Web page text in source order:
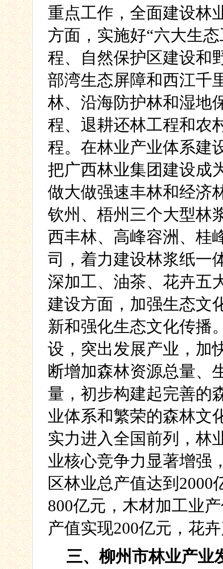
重点工作，全面建设林
方面，实施好“六大生
程、自然保护区建设和
部湾生态屏障和西江千
林、沿海防护林和湿地
程、退耕还林工程和农
程。在林业产业体系建
把广西林业集团建设成
做大做强速丰林和经济
钦州、梧州三个大型林
西丰林、高峰容洲、桂
司，着力建设林浆纸一
深加工、油茶、花卉五
建设方面，加强生态文
新和强化生态文化传播
设，突出发展产业，加
断增加森林资源总量、
量，初步构建起完善的
业体系和繁荣的森林文
实力进入全国前列，林
业核心竞争力显著增强
区林业总产值达到 2000
800亿元，木材加工业
产值实现200亿元，花
三、柳州市林业产业